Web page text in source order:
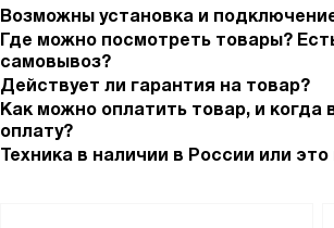
Возможны установка и
Где можно посмотреть товары?
самовывоз?
Действует ли гарантия на товар?
Как можно оплатить товар, и когда
оплату?
Техника в наличии в России или это